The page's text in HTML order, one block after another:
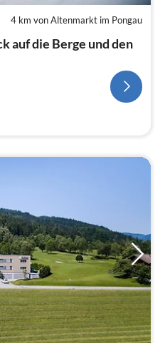
4 km von Altenmarkt im Pongau
auf die Berge und den